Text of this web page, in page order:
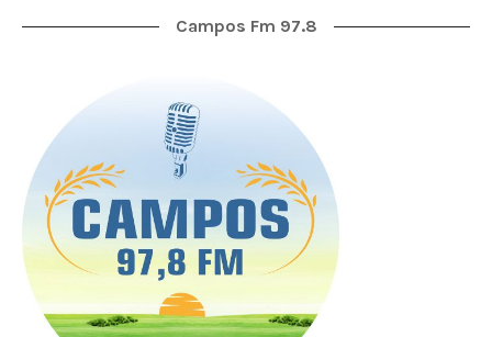
Campos Fm 97.8